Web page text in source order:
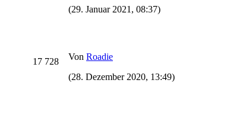
(29. Januar 2021, 08:37)
17 728 Von Roadie
(28. Dezember 2020, 13:49)